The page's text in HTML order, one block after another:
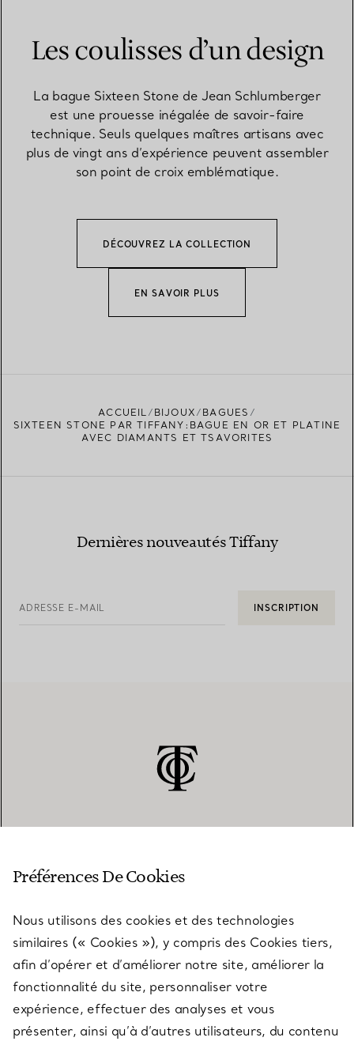
Les coulisses d’un design
La bague Sixteen Stone de Jean Schlumberger
est une prouesse inégalée de savoir-faire
technique. Seuls quelques maîtres artisans avec
plus de vingt ans d’expérience peuvent assembler
son point de croix emblématique.
DÉCOUVREZ LA COLLECTION
EN SAVOIR PLUS
ACCUEIL BIJOUX
BAGUES
SIXTEEN STONE PAR TIFFANY:BAGUE EN OR ET PLATINE
AVEC DIAMANTS ET TSAVORITES
Dernières nouveautés Tiffany
ADRESSE E-MAIL INSCRIPTION
SERVICES
À PROPOS
Préférences De Cookies
Nous utilisons des cookies et des technologies
similaires (« Cookies »), y compris des Cookies tiers,
afin d’opérer et d’améliorer notre site, améliorer la
fonctionnalité du site, personnaliser votre
expérience, effectuer des analyses et vous
présenter, ainsi qu’à d’autres utilisateurs, du contenu